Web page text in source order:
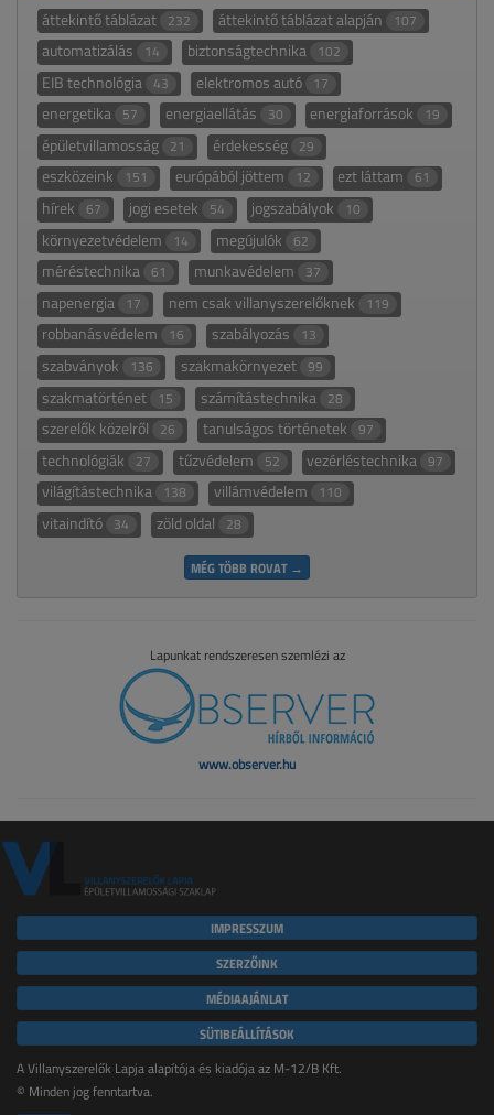
áttekintő táblázat 232 áttekintő táblázat alapján 107
automatizálás 14 biztonságtechnika 102
EIB technológia 43 elektromos autó 17
energetika 57 energiaellátás 30 energiaforrások 19
épületvillamosság 21 érdekesség 29
eszközeink 151 európából jöttem 12 ezt láttam 61
hírek 67 jogi esetek 54 jogszabályok 10
környezetvédelem 14 megújulók 62
méréstechnika 61 munkavédelem 37
napenergia 17 nem csak villanyszerelőknek 119
robbanásvédelem 16 szabályozás 13
szabványok 136 szakmakörnyezet 99
szakmatörténet 15 számítástechnika 28
szerelők közelről 26 tanulságos történetek 97
technológiák 27 tűzvédelem 52 vezérléstechnika 97
világítástechnika 138 villámvédelem 110
vitaindító 34 zöld oldal 28
MÉG TÖBB ROVAT →
Lapunkat rendszeresen szemlézi az
www.observer.hu
IMPRESSZUM
SZERZŐINK
MÉDIAAJÁNLAT
SÜTIBEÁLLÍTÁSOK
A Villanyszerelők Lapja alapítója és kiadója az M-12/B Kft.
© Minden jog fenntartva.